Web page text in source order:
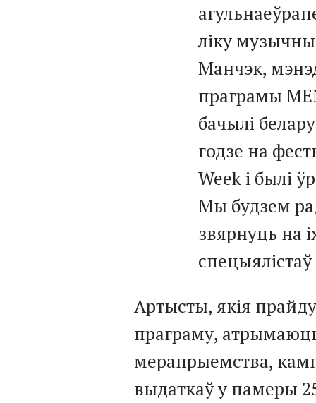
ліку
Манчэк,
праграмы
бачылі
годзе на
Week і былі
Мы будзем
звярнуць на
Артысты, якія
праграму,
мерапрыемства,
выдаткаў у памеры